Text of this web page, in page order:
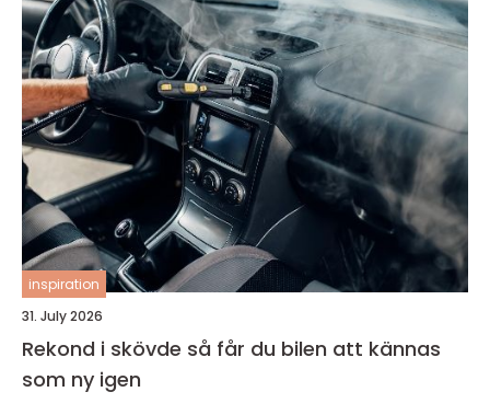
inspiration
31. July 2026
Rekond i skövde så får du bilen att kännas
som ny igen